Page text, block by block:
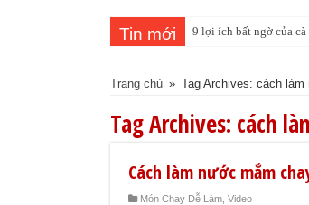
Tin mới 9 lợi ích bất ngờ của
Trang chủ » Tag Archives: cách
Tag Archives: cách
Cách làm nước mắm
Món Chay Dễ Làm Video